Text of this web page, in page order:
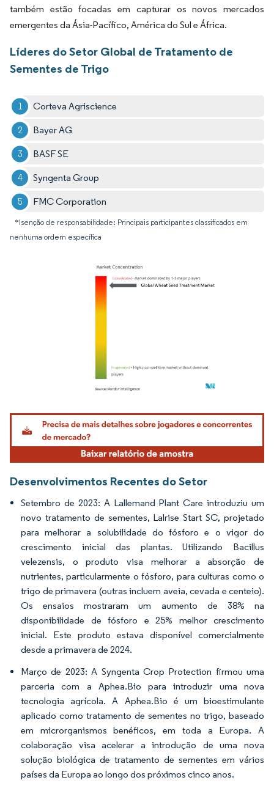
também estão focadas em capturar os novos mercados
emergentes da Ásia-Pacífico, América do Sul e África.
Líderes do Setor Global de Tratamento de
Sementes de Trigo
Corteva Agriscience
Bayer AG
BASF SE
Syngenta Group
FMC Corporation
*Isenção de responsabilidade: Principais participantes classificados em
nenhuma ordem específica
Imagem © Mordor Intelligence. O reuso requer atribuição conforme CC BY 4.0.
Desenvolvimentos Recentes do Setor
Setembro de 2023: A Lallemand Plant Care introduziu um
novo tratamento de sementes, Lalrise Start SC, projetado
para melhorar a solubilidade do fósforo e o vigor do
crescimento inicial das plantas. Utilizando Bacillus
velezensis, o produto visa melhorar a absorção de
nutrientes, particularmente o fósforo, para culturas como o
trigo de primavera (outras incluem aveia, cevada e centeio).
Os ensaios mostraram um aumento de 38% na
disponibilidade de fósforo e 25% melhor crescimento
inicial. Este produto estava disponível comercialmente
desde a primavera de 2024.
Março de 2023: A Syngenta Crop Protection firmou uma
parceria com a Aphea.Bio para introduzir uma nova
tecnologia agrícola. A Aphea.Bio é um bioestimulante
aplicado como tratamento de sementes no trigo, baseado
em microrganismos benéficos, em toda a Europa. A
colaboração visa acelerar a introdução de uma nova
solução biológica de tratamento de sementes em vários
países da Europa ao longo dos próximos cinco anos.